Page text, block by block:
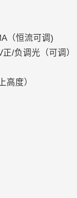
（恒流可调)
/负调光（可调）
高度）